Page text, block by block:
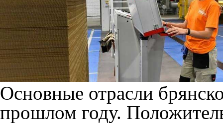
Основные отрасли
прошлом году.